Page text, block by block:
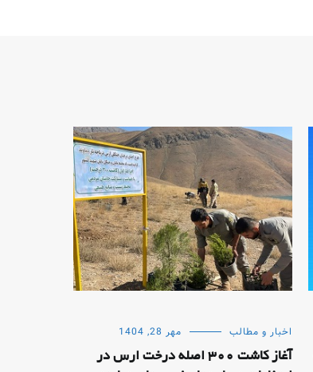
اخبار و مطالب مهر 28, 1404
آغاز کاشت 300 اصله درخت ارس در